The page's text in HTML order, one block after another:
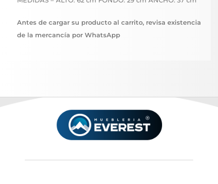
Antes de cargar su producto al carrito, revisa existencia
de la mercancía por WhatsApp